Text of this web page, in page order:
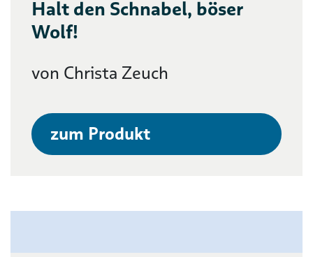
Halt den Schnabel, böser
Wolf!
von Christa Zeuch
zum Produkt